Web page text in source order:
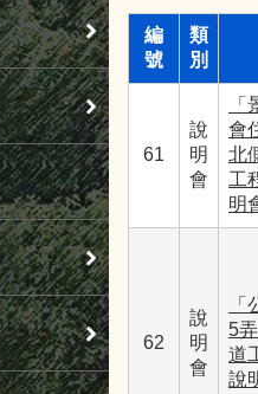
編
號
類
別
61
說
明
會
會
北
工
明
62
說
明
會
5
道
說